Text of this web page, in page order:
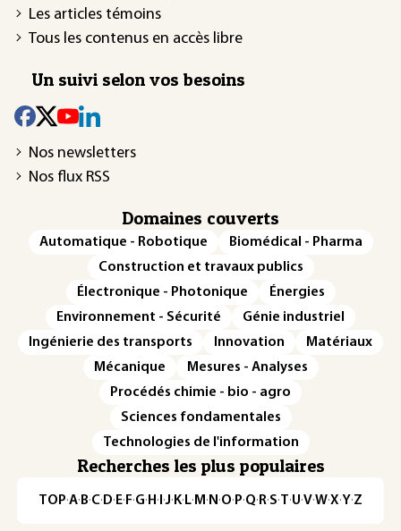
Les articles témoins
Tous les contenus en accès libre
Un suivi selon vos besoins
Nos newsletters
Nos flux RSS
Domaines couverts
Automatique - Robotique
Biomédical - Pharma
Construction et travaux publics
Électronique - Photonique
Énergies
Environnement - Sécurité
Génie industriel
Ingénierie des transports
Innovation
Matériaux
Mécanique
Mesures - Analyses
Procédés chimie - bio - agro
Sciences fondamentales
Technologies de l'information
Recherches les plus populaires
TOP·A·B·C· D· E· F·G· H · ·J· K· L· M · N ·O· P·Q· R·S·T·U·V·W·X·Y·Z